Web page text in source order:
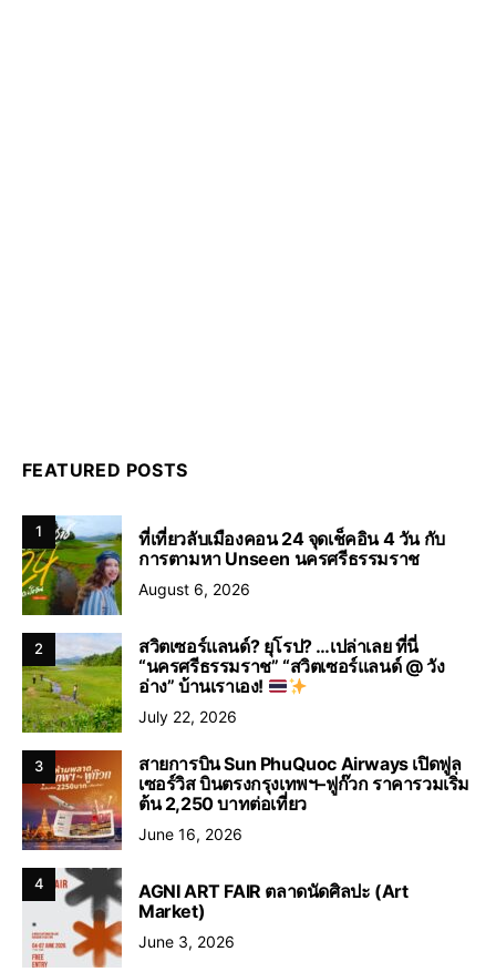
FEATURED POSTS
1
ที่เที่ยวลับเมืองคอน 24 จุดเช็คอิน 4 วัน กับ
การตามหา Unseen นครศรีธรรมราช
August 6, 2026
2
สวิตเซอร์แลนด์? ยุโรป? …เปล่าเลย ที่นี่
“นครศรีธรรมราช” “สวิตเซอร์แลนด์ @ วัง
อ่าง” บ้านเราเอง!
July 22, 2026
3
สายการบิน Sun PhuQuoc Airways เปิดฟูล
เซอร์วิส บินตรงกรุงเทพฯ–ฟูก๊วก ราคารวมเริ่ม
ต้น 2,250 บาทต่อเที่ยว
June 16, 2026
4
AGNI ART FAIR ตลาดนัดศิลปะ (Art
Market)
June 3, 2026